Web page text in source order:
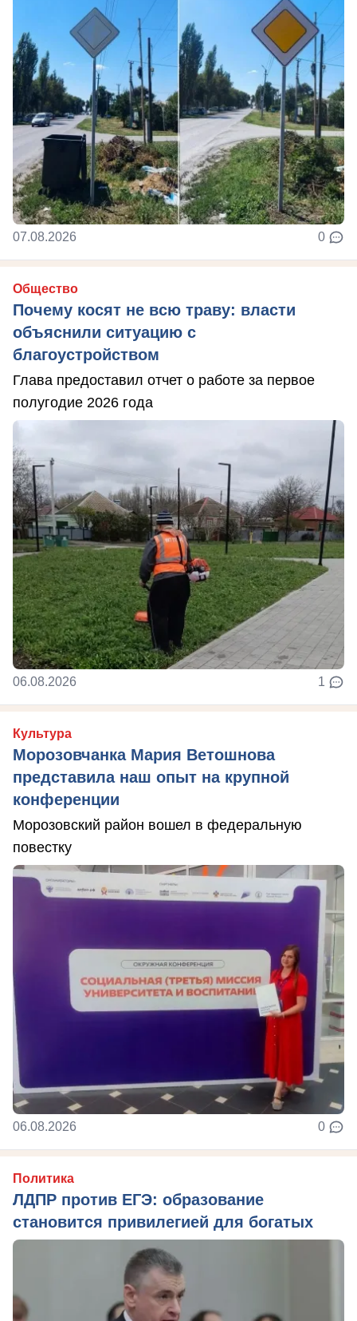
07.08.2026 0
Общество
Почему косят не всю траву: власти
объяснили ситуацию с
благоустройством
Глава предоставил отчет о работе за первое
полугодие 2026 года
06.08.2026 1
Культура
Морозовчанка Мария Ветошнова
представила наш опыт на крупной
конференции
Морозовский район вошел в федеральную
повестку
06.08.2026 0
Политика
ЛДПР против ЕГЭ: образование
становится привилегией для богатых